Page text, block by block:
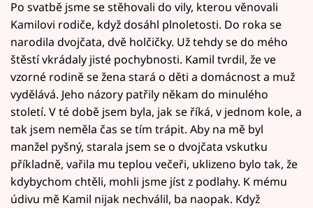
Po svatbě jsme se stěhovali do vily, kterou věnovali
Kamilovi rodiče, když dosáhl plnoletosti. Do roka se
narodila dvojčata, dvě holčičky. Už tehdy se do mého
štěstí vkrádaly jisté pochybnosti. Kamil tvrdil, že ve
vzorné rodině se žena stará o děti a domácnost a muž
vydělává. Jeho názory patřily někam do minulého
století. V té době jsem byla, jak se říká, v jednom kole, a
tak jsem neměla čas se tím trápit. Aby na mě byl
manžel pyšný, starala jsem se o dvojčata vskutku
příkladně, vařila mu teplou večeři, uklizeno bylo tak, že
kdybychom chtěli, mohli jsme jíst z podlahy. K mému
údivu mě Kamil nijak nechválil, ba naopak. Když